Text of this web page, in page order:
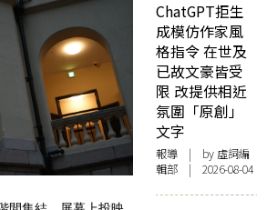
ChatGPT拒生
成模仿作家風
格指令 在世及
已故文豪皆受
限 改提供相近
氛圍「原創」
文字
報導 | by 虛詞編
輯部 | 2026-08-04